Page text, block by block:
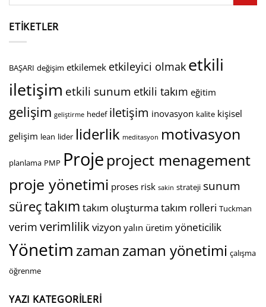
ETIKETLER
BAŞARI değişim etkilemek etkileyici olmak etkili
iletişim etkili sunum etkili takım eğitim
gelişim geliştirme hedef iletişim inovasyon kalite kişisel
gelişim lean lider liderlik meditasyon motivasyon
planlama PMP Proje project menagement
proje yönetimi proses risk sakin strateji sunum
süreçtakım takım oluşturma takım rolleri Tuckman
verim verimlilik vizyon yalın üretim yöneticilik
Yönetim zaman zaman yönetimi çalışma
öğrenme
YAZI KATEGORILERI